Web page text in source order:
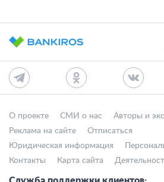
О проекте СМИ о нас Авторы и
Реклама на сайте
Отписаться
Юридическая информация
Контакты
Карта сайта